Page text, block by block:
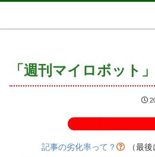
「週刊マイロボット
記事の劣化率って？ （最